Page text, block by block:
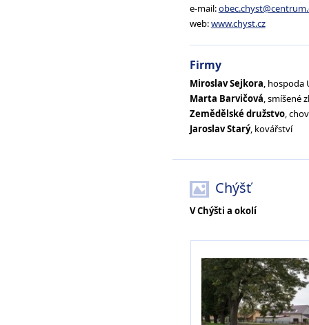
e-mail:
web:www.chyst.cz
Firmy
Miroslav Sejkora, hospoda
Marta Barvičová, smíšené
Zemědělské družstvo,
Jaroslav Starý, kovářství
Chýšť
V Chýšti a okolí